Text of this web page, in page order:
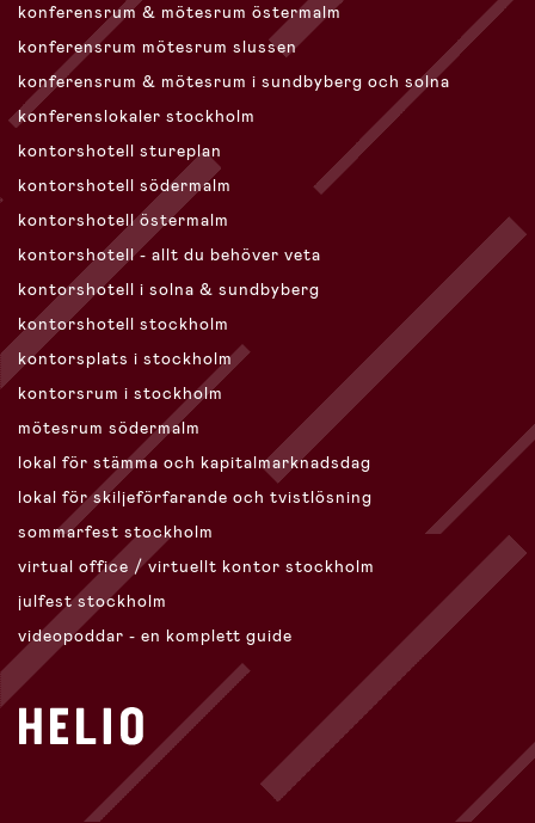
konferensrum & mötesrum östermalm
konferensrum mötesrum slussen
konferensrum & mötesrum i sundbyberg och solna
konferenslokaler stockholm
kontorshotell stureplan
kontorshotell södermalm
kontorshotell östermalm
kontorshotell - allt du behöver veta
kontorshotell i solna & sundbyberg
kontorshotell stockholm
kontorsplats i stockholm
kontorsrum i stockholm
mötesrum södermalm
lokal för stämma och kapitalmarknadsdag
lokal för skiljeförfarande och tvistlösning
sommarfest stockholm
virtual office / virtuellt kontor stockholm
julfest stockholm
videopoddar - en komplett guide